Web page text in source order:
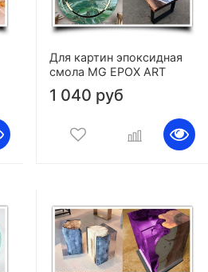
Для картин эпоксидная
смола MG EPOX ART
1 040 руб